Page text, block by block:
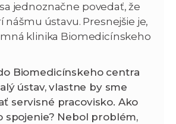
jednoznačne povedať, že
nášmu ústavu. Presnejšie je,
klinika Biomedicínskeho
Biomedicínskeho centra
ústav, vlastne by sme
servisné pracovisko. Ako
spojenie? Nebol problém,